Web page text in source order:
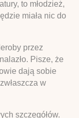
to młodzież,
miała nic do
przez
Pisze, że
dają sobie
w
szczegółów.